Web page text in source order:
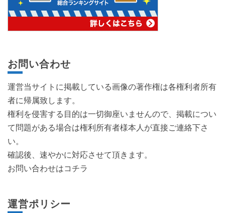
お問い合わせ
運営当サイトに掲載している画像の著作権は各権利者所有
者に帰属致します。
権利を侵害する目的は一切御座いませんので、掲載につい
て問題がある場合は権利所有者様本人が直接ご連絡下さ
い。
確認後、速やかに対応させて頂きます。
お問い合わせはコチラ
運営ポリシー